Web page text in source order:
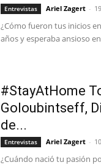
Entrevistas Ariel Zagert -
¿Cómo fueron tus inicios
años y esperaba ansioso
#StayAtHome
Goloubintseff,
de...
Entrevistas Ariel Zagert -
¿Cuándo nació tu pasión